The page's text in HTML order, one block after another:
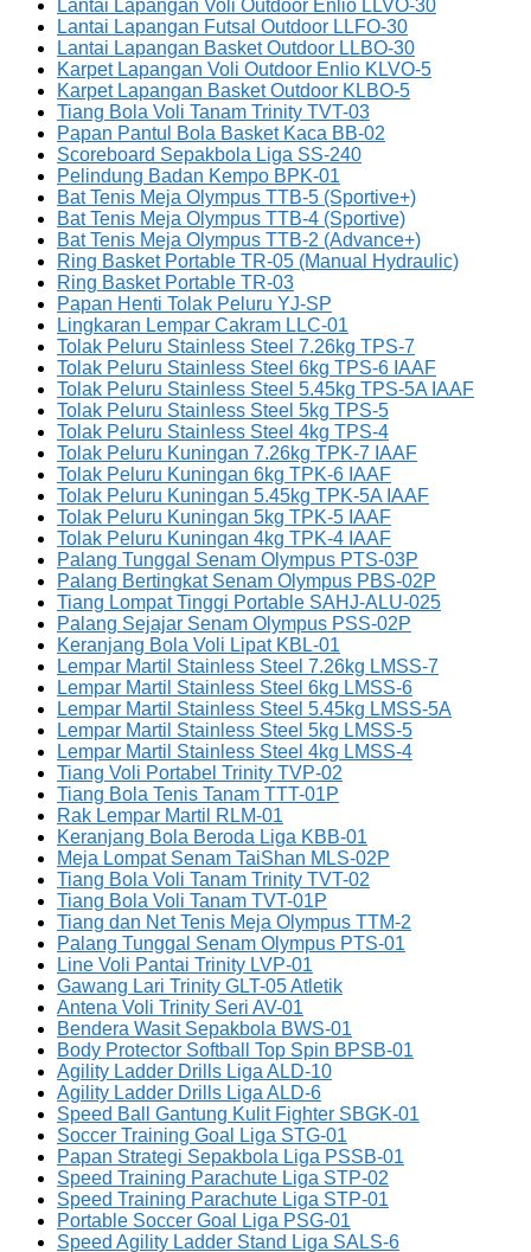
Lantai Lapangan Voli Outdoor Enlio LLVO-30
Lantai Lapangan Futsal Outdoor LLFO-30
Lantai Lapangan Basket Outdoor LLBO-30
Karpet Lapangan Voli Outdoor Enlio KLVO-5
Karpet Lapangan Basket Outdoor KLBO-5
Tiang Bola Voli Tanam Trinity TVT-03
Papan Pantul Bola Basket Kaca BB-02
Scoreboard Sepakbola Liga SS-240
Pelindung Badan Kempo BPK-01
Bat Tenis Meja Olympus TTB-5 (Sportive+)
Bat Tenis Meja Olympus TTB-4 (Sportive)
Bat Tenis Meja Olympus TTB-2 (Advance+)
Ring Basket Portable TR-05 (Manual Hydraulic)
Ring Basket Portable TR-03
Papan Henti Tolak Peluru YJ-SP
Lingkaran Lempar Cakram LLC-01
Tolak Peluru Stainless Steel 7.26kg TPS-7
Tolak Peluru Stainless Steel 6kg TPS-6 IAAF
Tolak Peluru Stainless Steel 5.45kg TPS-5A IAAF
Tolak Peluru Stainless Steel 5kg TPS-5
Tolak Peluru Stainless Steel 4kg TPS-4
Tolak Peluru Kuningan 7.26kg TPK-7 IAAF
Tolak Peluru Kuningan 6kg TPK-6 IAAF
Tolak Peluru Kuningan 5.45kg TPK-5A IAAF
Tolak Peluru Kuningan 5kg TPK-5 IAAF
Tolak Peluru Kuningan 4kg TPK-4 IAAF
Palang Tunggal Senam Olympus PTS-03P
Palang Bertingkat Senam Olympus PBS-02P
Tiang Lompat Tinggi Portable SAHJ-ALU-025
Palang Sejajar Senam Olympus PSS-02P
Keranjang Bola Voli Lipat KBL-01
Lempar Martil Stainless Steel 7.26kg LMSS-7
Lempar Martil Stainless Steel 6kg LMSS-6
Lempar Martil Stainless Steel 5.45kg LMSS-5A
Lempar Martil Stainless Steel 5kg LMSS-5
Lempar Martil Stainless Steel 4kg LMSS-4
Tiang Voli Portabel Trinity TVP-02
Tiang Bola Tenis Tanam TTT-01P
Rak Lempar Martil RLM-01
Keranjang Bola Beroda Liga KBB-01
Meja Lompat Senam TaiShan MLS-02P
Tiang Bola Voli Tanam Trinity TVT-02
Tiang Bola Voli Tanam TVT-01P
Tiang dan Net Tenis Meja Olympus TTM-2
Palang Tunggal Senam Olympus PTS-01
Line Voli Pantai Trinity LVP-01
Gawang Lari Trinity GLT-05 Atletik
Antena Voli Trinity Seri AV-01
Bendera Wasit Sepakbola BWS-01
Body Protector Softball Top Spin BPSB-01
Agility Ladder Drills Liga ALD-10
Agility Ladder Drills Liga ALD-6
Speed Ball Gantung Kulit Fighter SBGK-01
Soccer Training Goal Liga STG-01
Papan Strategi Sepakbola Liga PSSB-01
Speed Training Parachute Liga STP-02
Speed Training Parachute Liga STP-01
Portable Soccer Goal Liga PSG-01
Speed Agility Ladder Stand Liga SALS-6